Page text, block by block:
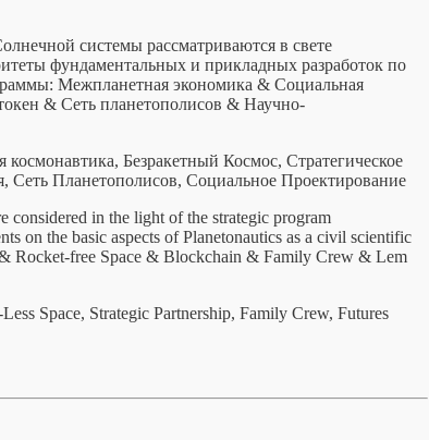
системы рассматриваются в свете
фундаментальных и прикладных разработок по
Межпланетная экономика & Социальная
& Сеть планетополисов & Научно-
Безракетный Космос, Стратегическое
Планетополисов, Социальное Проектирование
considered in the light of the strategic program
on the basic aspects of Planetonautics as a civil scientific
Rocket-free Space & Blockchain & Family Crew & Lem
Space, Strategic Partnership, Family Crew, Futures